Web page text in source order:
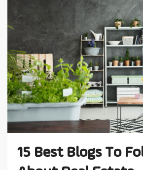
15 Best Blogs To